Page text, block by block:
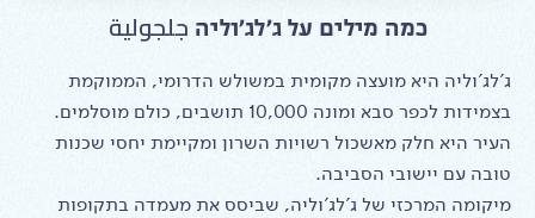
כמה מילים על ג'לג'וליה جلجولية‎
ג'לג'וליה היא מועצה מקומית במשולש הדרומי, הממוקמת
בצמידות לכפר סבא ומונה 10,000 תושבים, כולם מוסלמים.
העיר היא חלק מאשכול רשויות השרון ומקיימת יחסי שכנות
טובה עם יישובי הסביבה.
מיקומה המרכזי של ג'לג'וליה, שביסס את מעמדה בתקופות